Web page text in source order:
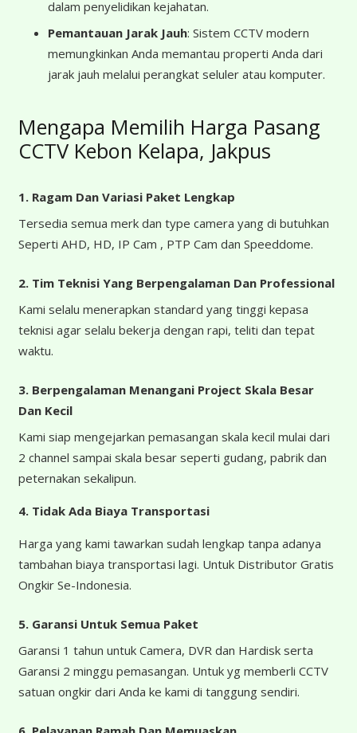
dalam penyelidikan kejahatan.
Pemantauan Jarak Jauh: Sistem CCTV modern
memungkinkan Anda memantau properti Anda dari
jarak jauh melalui perangkat seluler atau komputer.
Mengapa Memilih Harga Pasang
CCTV Kebon Kelapa, Jakpus
1. Ragam Dan Variasi Paket Lengkap
Tersedia semua merk dan type camera yang di butuhkan
Seperti AHD, HD, IP Cam , PTP Cam dan Speeddome.
2. Tim Teknisi Yang Berpengalaman Dan Professional
Kami selalu menerapkan standard yang tinggi kepasa
teknisi agar selalu bekerja dengan rapi, teliti dan tepat
waktu.
3. Berpengalaman Menangani Project Skala Besar
Dan Kecil
Kami siap mengejarkan pemasangan skala kecil mulai dari
2 channel sampai skala besar seperti gudang, pabrik dan
peternakan sekalipun.
4. Tidak Ada Biaya Transportasi
Harga yang kami tawarkan sudah lengkap tanpa adanya
tambahan biaya transportasi lagi. Untuk Distributor Gratis
Ongkir Se-Indonesia.
5. Garansi Untuk Semua Paket
Garansi 1 tahun untuk Camera, DVR dan Hardisk serta
Garansi 2 minggu pemasangan. Untuk yg memberli CCTV
satuan ongkir dari Anda ke kami di tanggung sendiri.